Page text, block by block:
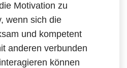
Motivation zu
wenn sich die
und kompetent
anderen verbunden
können